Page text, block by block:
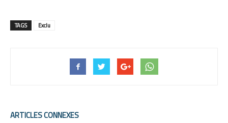
TAGS Exclu
ARTICLES CONNEXES